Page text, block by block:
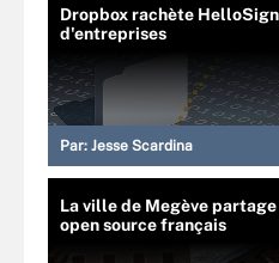
Dropbox rachète
d'entreprises
Par: Jesse Scardina
La ville de Megève
open source français